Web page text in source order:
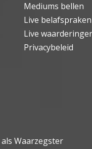
Mediums bellen
Live belafspraken
Live
Privacybeleid
Waarzegster